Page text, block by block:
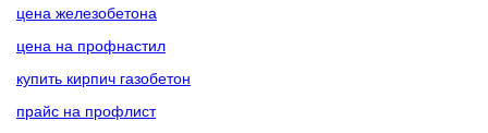
цена железобетона
цена на профнастил
купить кирпич газобетон
прайс на профлист